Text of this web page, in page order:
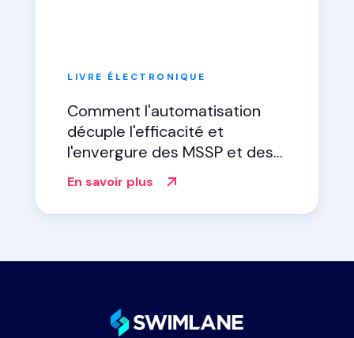
LIVRE ÉLECTRONIQUE
Comment l'automatisation
décuple l'efficacité et
l'envergure des MSSP et des
MDR
En savoir plus